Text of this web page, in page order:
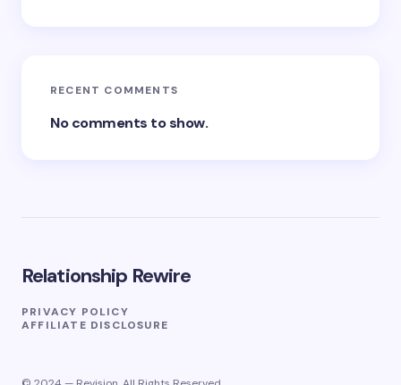
RECENT COMMENTS
No comments to show.
Relationship Rewire
PRIVACY POLICY
AFFILIATE DISCLOSURE